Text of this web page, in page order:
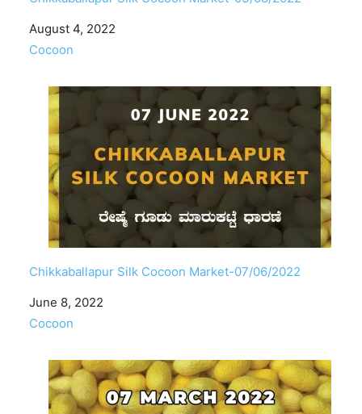
Date
August 4, 2022
In relation to
Cocoon
Chikkaballapur Silk Cocoon Market-07/06/2022
Date
June 8, 2022
In relation to
Cocoon